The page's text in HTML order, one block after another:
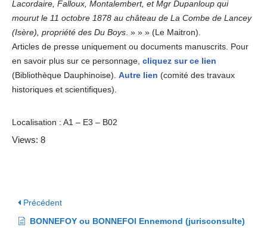
Lacordaire, Falloux, Montalembert, et Mgr Dupanloup qui
mourut le 11 octobre 1878 au château de La Combe de Lancey
(Isère), propriété des Du Boys . » » » (Le Maitron).
Articles de presse uniquement ou documents manuscrits. Pour
en savoir plus sur ce personnage, cliquez sur ce lien
(Bibliothèque Dauphinoise). Autre lien (comité des travaux
historiques et scientifiques).
Localisation : A1 – E3 – B02
Views: 8
Précédent
BONNEFOY ou BONNEFOI Ennemond (jurisconsulte)